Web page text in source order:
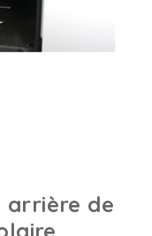
arrière de